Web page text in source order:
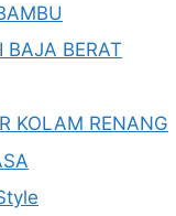
BAJA BERAT
KOLAM RENANG